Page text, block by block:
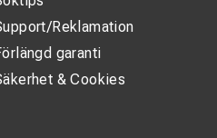
Personligt
Reklamation
garanti
& Cookies